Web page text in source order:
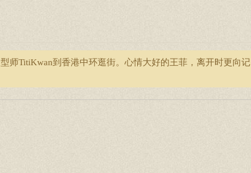
师TitiKwan到香港中环逛街。心情大好的王菲，离开时更向记